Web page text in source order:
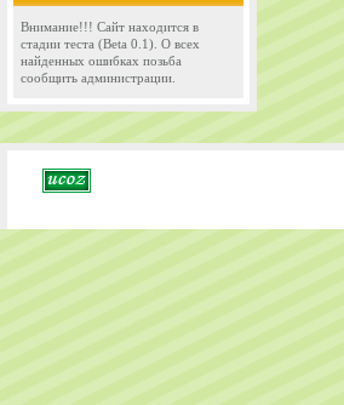
Внимание!!! Сайт находится в
стадии теста (Beta 0.1). О всех
найденных ошибках позьба
сообщить администрации.